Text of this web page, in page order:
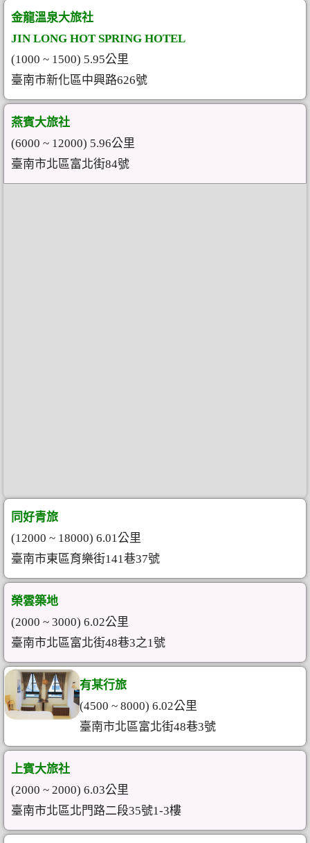
金龍溫泉大旅社
JIN LONG HOT SPRING HOTEL
(1000 ~ 1500) 5.95公里
臺南市新化區中興路626號
燕賓大旅社
(6000 ~ 12000) 5.96公里
臺南市北區富北街84號
同好青旅
(12000 ~ 18000) 6.01公里
臺南市東區育樂街141巷37號
榮雲築地
(2000 ~ 3000) 6.02公里
臺南市北區富北街48巷3之1號
有某行旅
(4500 ~ 8000) 6.02公里
臺南市北區富北街48巷3號
上賓大旅社
(2000 ~ 2000) 6.03公里
臺南市北區北門路二段35號1-3樓